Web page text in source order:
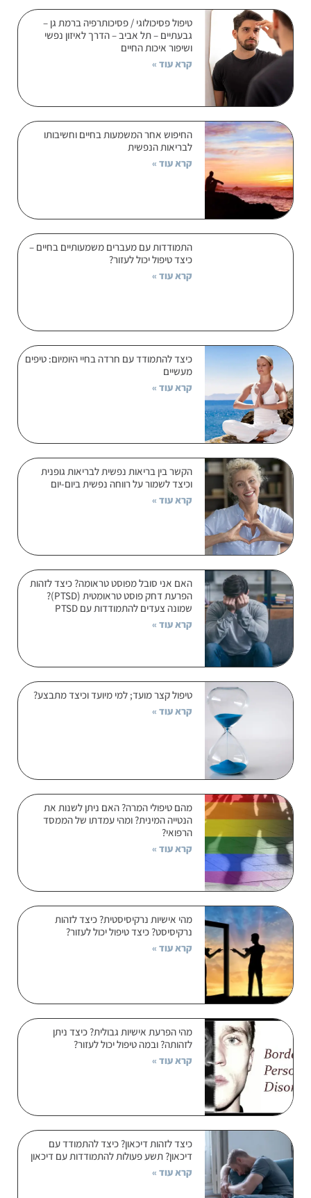
טיפול פסיכולוגי / פסיכותרפיה ברמת גן –
גבעתיים – תל אביב – הדרך לאיזון נפשי
ושיפור איכות החיים
קרא עוד »
החיפוש אחר המשמעות בחיים וחשיבותו
לבריאות הנפשית
קרא עוד »
התמודדות עם מעברים משמעותיים בחיים –
כיצד טיפול יכול לעזור?
קרא עוד »
כיצד להתמודד עם חרדה בחיי היומיום: טיפים
מעשיים
קרא עוד »
הקשר בין בריאות נפשית לבריאות גופנית
וכיצד לשמור על רווחה נפשית ביום-יום
קרא עוד »
האם אני סובל מפוסט טראומה? כיצד לזהות
הפרעת דחק פוסט טראומטית (PTSD)?
שמונה צעדים להתמודדות עם PTSD
קרא עוד »
טיפול קצר מועד; למי מיועד וכיצד מתבצע?
קרא עוד »
מהם טיפולי המרה? האם ניתן לשנות את
הנטייה המינית? ומהי עמדתו של הממסד
הרפואי?
קרא עוד »
מהי אישיות נרקיסיסטית? כיצד לזהות
נרקיסיסט? כיצד טיפול יכול לעזור?
קרא עוד »
מהי הפרעת אישיות גבולית? כיצד ניתן
לזהותה? ובמה טיפול יכול לעזור?
קרא עוד »
כיצד לזהות דיכאון? כיצד להתמודד עם
דיכאון? תשע פעולות להתמודדות עם דיכאון
קרא עוד »